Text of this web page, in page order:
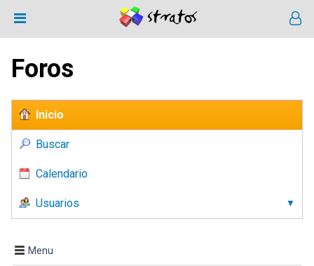
Foros
Inicio
Buscar
Calendario
Usuarios
Menu